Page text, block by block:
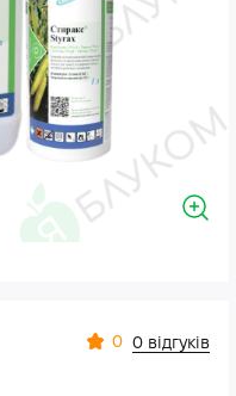
0 0 відгуків